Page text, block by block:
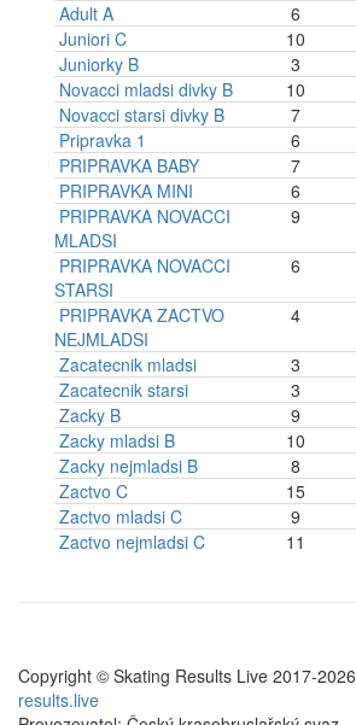
Adult A
6
Juniori C
10
Juniorky B
3
Novacci mladsi divky B
10
Novacci starsi divky B
7
Pripravka 1
6
PRIPRAVKA BABY
7
PRIPRAVKA MINI
6
PRIPRAVKA NOVACCI
MLADSI
9
PRIPRAVKA NOVACCI
STARSI
6
PRIPRAVKA ZACTVO
NEJMLADSI
4
Zacatecnik mladsi
3
Zacatecnik starsi
3
Zacky B
9
Zacky mladsi B
10
Zacky nejmladsi B
8
Zactvo C
15
Zactvo mladsi C
9
Zactvo nejmladsi C
11
Copyright © Skating Results Live 2017-2026
results.live